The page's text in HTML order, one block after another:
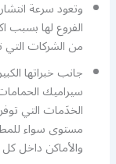
وتعود سرعة
الفروع لها بسبب
من الشركات
جانب خبراتها
سيراميك
الخدَمات التي
مستوى سواء
والأماكن داخل